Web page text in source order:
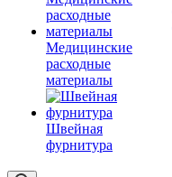
Медицинские
расходные
материалы
Швейная
фурнитура